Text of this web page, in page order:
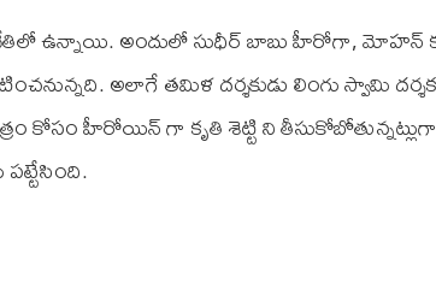
ఉన్నాయి. అందులో సుధీర్ బాబు హీరోగా, మోహన్
అలాగే తమిళ దర్శకుడు లింగు స్వామి
కోసం హీరోయిన్ గా కృతి శెట్టి ని